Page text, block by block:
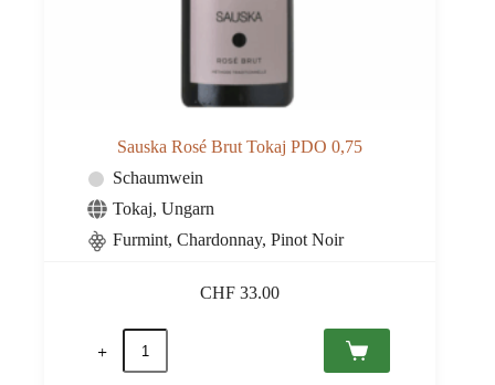
Sauska Rosé Brut Tokaj PDO 0,75
Schaumwein
Tokaj, Ungarn
Furmint, Chardonnay, Pinot Noir
CHF 33.00
Sauska
Rosé
Brut